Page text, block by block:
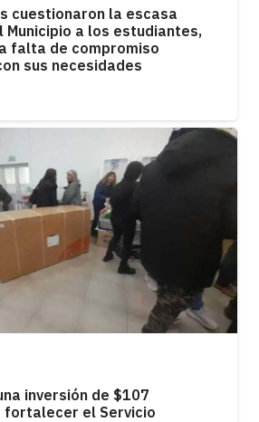
cuestionaron la escasa
Municipio a los estudiantes,
falta de compromiso
sus necesidades
inversión de $107
fortalecer el Servicio